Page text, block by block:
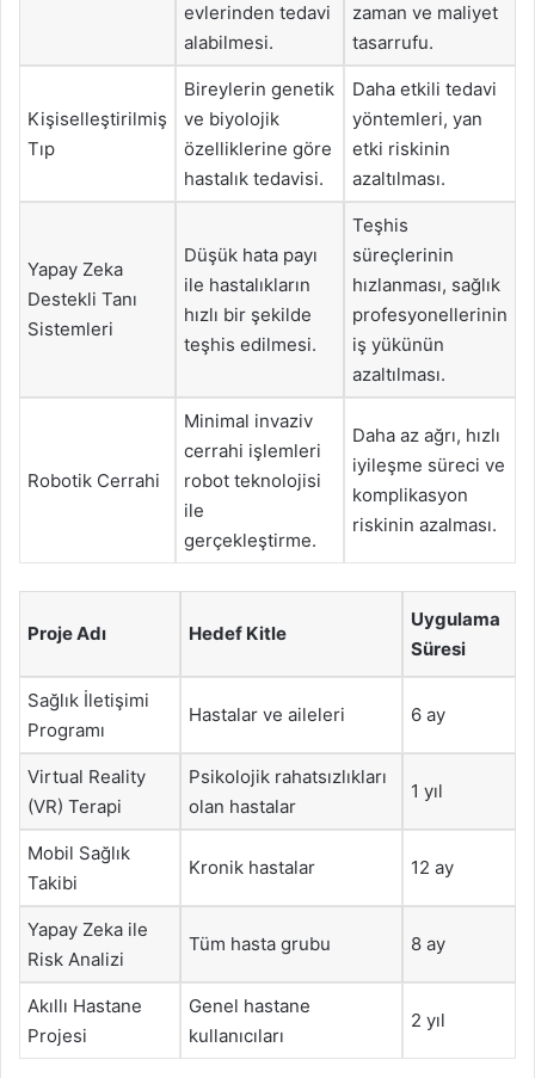
evlerinden tedavi
alabilmesi.
zaman ve maliyet
tasarrufu.
Kişiselleştirilmiş
Tıp
Bireylerin genetik
ve biyolojik
özelliklerine göre
hastalık tedavisi.
Daha etkili tedavi
yöntemleri, yan
etki riskinin
azaltılması.
Yapay Zeka
Destekli Tanı
Sistemleri
Düşük hata payı
ile hastalıkların
hızlı bir şekilde
teşhis edilmesi.
Teşhis
süreçlerinin
hızlanması, sağlık
profesyonellerinin
iş yükünün
azaltılması.
Robotik Cerrahi
Minimal invaziv
cerrahi işlemleri
robot teknolojisi
ile
gerçekleştirme.
Daha az ağrı, hızlı
iyileşme süreci ve
komplikasyon
riskinin azalması.
Proje Adı Hedef Kitle
Uygulama
Süresi
Sağlık İletişimi
Programı
Hastalar ve aileleri 6 ay
Virtual Reality
(VR) Terapi
Psikolojik rahatsızlıkları
olan hastalar
1 yıl
Mobil Sağlık
Takibi
Kronik hastalar 12 ay
Yapay Zeka ile
Risk Analizi
Tüm hasta grubu 8 ay
Akıllı Hastane
Projesi
Genel hastane
kullanıcıları
2 yıl